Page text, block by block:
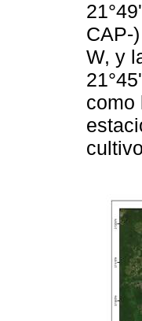
CAP-
W, y
como